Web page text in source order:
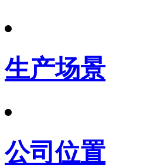
生产场景
公司位置